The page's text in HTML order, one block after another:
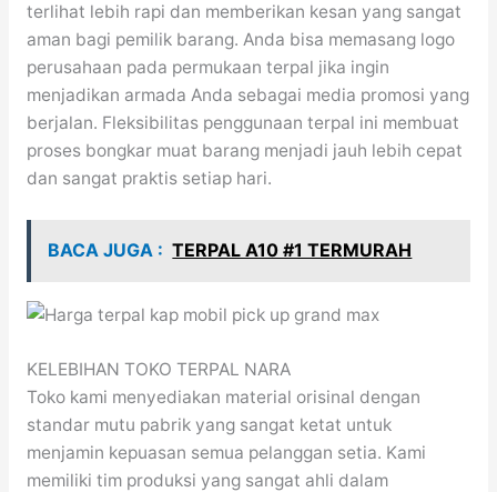
terlihat lebih rapi dan memberikan kesan yang sangat
aman bagi pemilik barang. Anda bisa memasang logo
perusahaan pada permukaan terpal jika ingin
menjadikan armada Anda sebagai media promosi yang
berjalan. Fleksibilitas penggunaan terpal ini membuat
proses bongkar muat barang menjadi jauh lebih cepat
dan sangat praktis setiap hari.
BACA JUGA : TERPAL A10 #1 TERMURAH
KELEBIHAN TOKO TERPAL NARA
Toko kami menyediakan material orisinal dengan
standar mutu pabrik yang sangat ketat untuk
menjamin kepuasan semua pelanggan setia. Kami
memiliki tim produksi yang sangat ahli dalam